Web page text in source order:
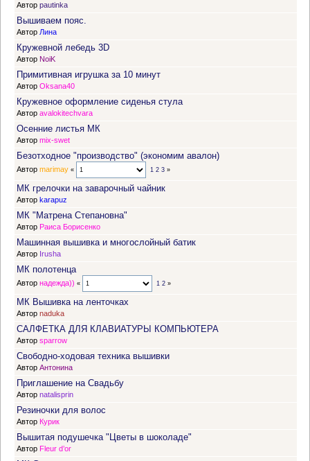
Автор pautinka
Вышиваем пояс.
Автор Лина
Кружевной лебедь 3D
Автор NoiK
Примитивная игрушка за 10 минут
Автор Oksana40
Кружевное оформление сиденья стула
Автор avalokitechvara
Осенние листья МК
Автор mix-swet
Безотходное "производство" (экономим авалон)
Автор marimay « 1 2 3»
МК грелочки на заварочный чайник
Автор karapuz
МК "Матрена Степановна"
Автор Раиса Борисенко
Машинная вышивка и многослойный батик
Автор Irusha
МК полотенца
Автор надежда)) « 1 2»
МК Вышивка на ленточках
Автор naduka
САЛФЕТКА ДЛЯ КЛАВИАТУРЫ КОМПЬЮТЕРА
Автор sparrow
Свободно-ходовая техника вышивки
Автор Антонина
Приглашение на Свадьбу
Автор natalisprin
Резиночки для волос
Автор Курик
Вышитая подушечка "Цветы в шоколаде"
Автор Fleur d’or